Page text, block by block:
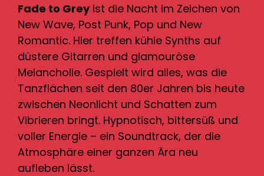
Fade to Greyist die Nacht im Zeichen von
New Wave, Post Punk, Pop und New
Romantic. Hier treffen kühle Synths auf
düstere Gitarren und glamouröse
Melancholie. Gespielt wird alles, was die
Tanzflächen seit den 80er Jahren bis heute
zwischen Neonlicht und Schatten zum
Vibrieren bringt. Hypnotisch, bittersüß und
voller Energie – ein Soundtrack, der die
Atmosphäre einer ganzen Ära neu
aufleben lässt.